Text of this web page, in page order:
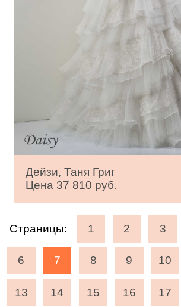
Дейзи, Таня Григ
Цена 37 810 руб.
Страницы: 1 2 3
6 7 8 9 10
13 14 15 16 17